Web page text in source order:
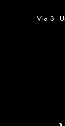
Via S.